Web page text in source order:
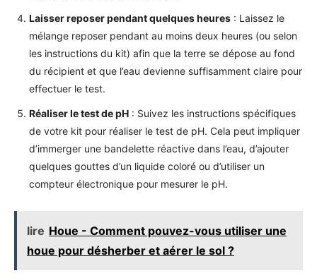
Laisser reposer pendant quelques heures : Laissez le
mélange reposer pendant au moins deux heures (ou selon
les instructions du kit) afin que la terre se dépose au fond
du récipient et que l’eau devienne suffisamment claire pour
effectuer le test.
Réaliser le test de pH : Suivez les instructions spécifiques
de votre kit pour réaliser le test de pH. Cela peut impliquer
d’immerger une bandelette réactive dans l’eau, d’ajouter
quelques gouttes d’un liquide coloré ou d’utiliser un
compteur électronique pour mesurer le pH.
lire Houe - Comment pouvez-vous utiliser une
houe pour désherber et aérer le sol ?